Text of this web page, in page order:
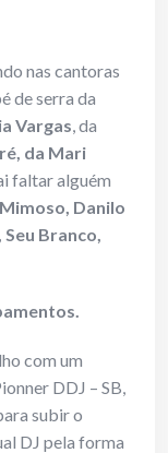
nas cantoras
de serra da
Vargas, da
da Mari
faltar alguém
Danilo
Branco,
com um
DDJ – SB,
subir o
DJ pela forma